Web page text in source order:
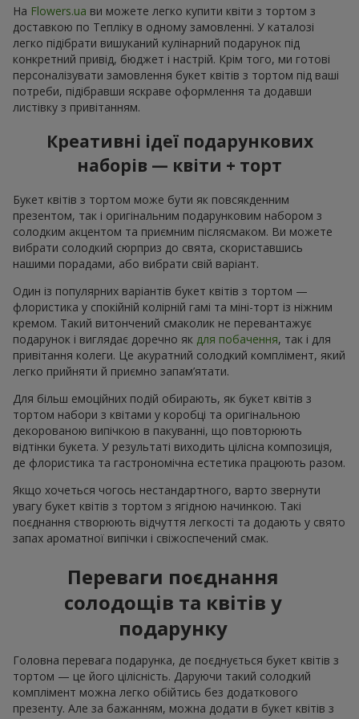
На Flowers.ua ви можете легко купити квіти з тортом з
доставкою по Тепліку в одному замовленні. У каталозі
легко підібрати вишуканий кулінарний подарунок під
конкретний привід, бюджет і настрій. Крім того, ми готові
персоналізувати замовлення букет квітів з тортом під ваші
потреби, підібравши яскраве оформлення та додавши
листівку з привітанням.
Креативні ідеї подарункових
наборів — квіти + торт
Букет квітів з тортом може бути як повсякденним
презентом, так і оригінальним подарунковим набором з
солодким акцентом та приємним післясмаком. Ви можете
вибрати солодкий сюрприз до свята, скориставшись
нашими порадами, або вибрати свій варіант.
Один із популярних варіантів букет квітів з тортом —
флористика у спокійній колірній гамі та міні-торт із ніжним
кремом. Такий витончений смаколик не перевантажує
подарунок і виглядає доречно як для побачення, так і для
привітання колеги. Це акуратний солодкий комплімент, який
легко прийняти й приємно запам’ятати.
Для більш емоційних подій обирають, як букет квітів з
тортом набори з квітами у коробці та оригінальною
декорованою випічкою в пакуванні, що повторюють
відтінки букета. У результаті виходить цілісна композиція,
де флористика та гастрономічна естетика працюють разом.
Якщо хочеться чогось нестандартного, варто звернути
увагу букет квітів з тортом з ягідною начинкою. Такі
поєднання створюють відчуття легкості та додають у свято
запах ароматної випічки і свіжоспечений смак.
Переваги поєднання
солодощів та квітів у
подарунку
Головна перевага подарунка, де поєднується букет квітів з
тортом — це його цілісність. Даруючи такий солодкий
комплімент можна легко обійтись без додаткового
презенту. Але за бажанням, можна додати в букет квітів з